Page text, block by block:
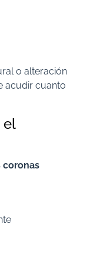
o alteración
acudir cuanto
el
coronas